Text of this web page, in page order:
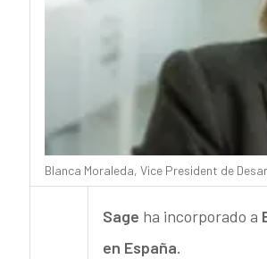
Blanca Moraleda, Vice President de
Sage ha incorporado a
en España.